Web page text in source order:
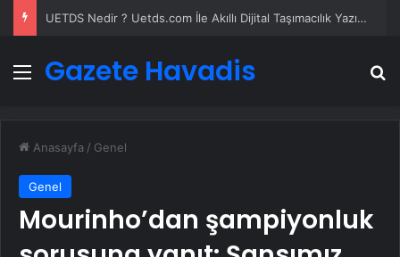
UETDS Nedir ? Uetds.com İle Akıllı Dijital Taşımacılık Yazılımı
Menü
Gazete Havadis
Anasayfa / Genel
Genel
Mourinho’dan şampiyonluk